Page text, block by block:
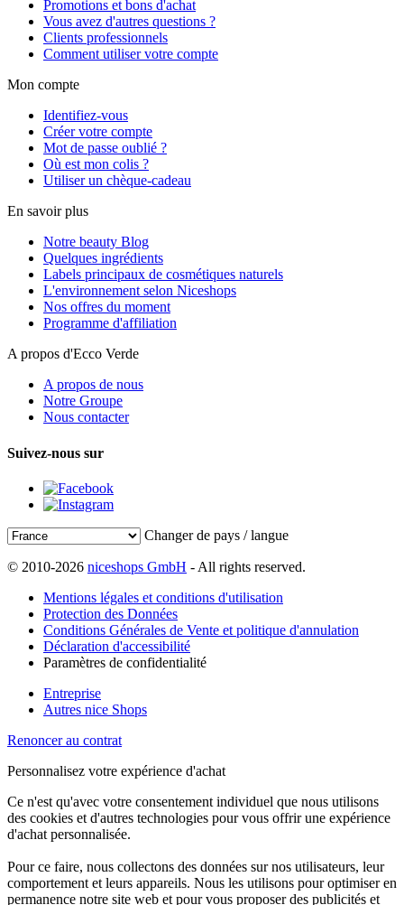
Promotions et bons d'achat
Vous avez d'autres questions ?
Clients professionnels
Comment utiliser votre compte
Mon compte
Identifiez-vous
Créer votre compte
Mot de passe oublié ?
Où est mon colis ?
Utiliser un chèque-cadeau
En savoir plus
Notre beauty Blog
Quelques ingrédients
Labels principaux de cosmétiques naturels
L'environnement selon Niceshops
Nos offres du moment
Programme d'affiliation
A propos d'Ecco Verde
A propos de nous
Notre Groupe
Nous contacter
Suivez-nous sur
Changer de pays / langue
© 2010-2026 niceshops GmbH - All rights reserved.
Mentions légales et conditions d'utilisation
Protection des Données
Conditions Générales de Vente et politique d'annulation
Déclaration d'accessibilité
Paramètres de confidentialité
Entreprise
Autres nice Shops
Renoncer au contrat
Personnalisez votre expérience d'achat
Ce n'est qu'avec votre consentement individuel que nous utilisons
des cookies et d'autres technologies pour vous offrir une expérience
d'achat personnalisée.
Pour ce faire, nous collectons des données sur nos utilisateurs, leur
comportement et leurs appareils. Nous les utilisons pour optimiser en
permanence notre site web et pour vous proposer des publicités et